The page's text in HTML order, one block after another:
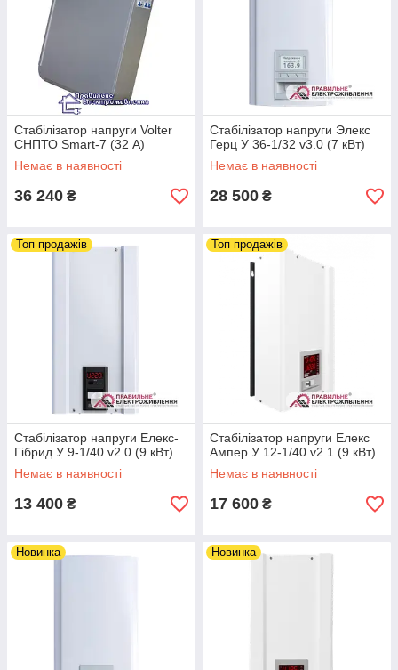
Стабілізатор напруги Volter
СНПТО Smart-7 (32 А)
Немає в наявності
36 240 ₴
Стабілізатор напруги Элекс
Герц У 36-1/32 v3.0 (7 кВт)
Немає в наявності
28 500 ₴
Топ продажів
Стабілізатор напруги Елекс-
Гібрид У 9-1/40 v2.0 (9 кВт)
Немає в наявності
13 400 ₴
Топ продажів
Стабілізатор напруги Елекс
Ампер У 12-1/40 v2.1 (9 кВт)
Немає в наявності
17 600 ₴
Новинка Новинка